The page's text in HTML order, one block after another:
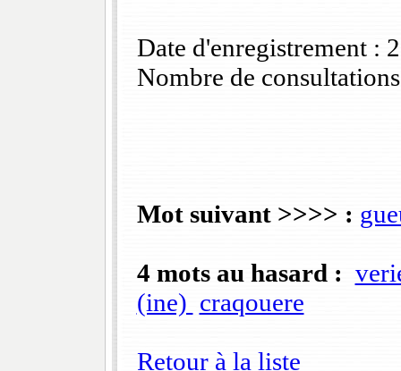
Date d'enregistrement :
Nombre de
Mot suivant >>>> :
4 mots au hasard :
(ine) craqouere
Retour à la liste